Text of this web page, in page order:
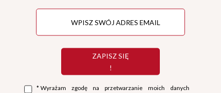
ZAPISZ SIĘ
!
* Wyrażam zgodę na przetwarzanie moich danych